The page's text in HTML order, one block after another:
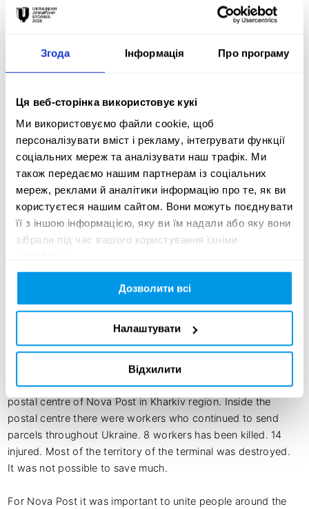
Згода Інформація Про програму
Ця веб-сторінка використовує кукі
Ми використовуємо файли cookie, щоб
персоналізувати вміст і рекламу, інтегрувати функції
соціальних мереж та аналізувати наш трафік. Ми
також передаємо нашим партнерам із соціальних
мереж, реклами й аналітики інформацію про те, як ви
користуєтеся нашим сайтом. Вони можуть поєднувати
її з іншою інформацією, яку ви їм надали або яку вони
зібрали під час вашого користування їхніми
Дозволити всі
Налаштувати
Відхилити
Elena Plakhova, Chief Reputation Officer (CRO)
Department
Prystupa Svitlana, Head of External Communications
Post
Kateryna Grebenyk, Press Secretary
Anastasiia Yalova, Head of Employer Brand Development
Katerina Slavynska, Employer Brand Manager
Irina Ivlieva, Corporate Psychologist
Daria Storozh, Head of SMM
Anastasiia Zihunova, SMM manager
Anastasiia Yarkina, SMM manager
Yuliia Protsenko, SMM manager
Kateryna Yanyshyna, Business Social Responsibility Manager
Dariia Kapushchenko, Employer Brand Manager
On October 21, 2023, Russian army attacked with a missile
postal centre of Nova Post in Kharkiv region. Inside the
postal centre there were workers who continued to send
parcels throughout Ukraine. 8 workers has been killed. 14
injured. Most of the territory of the terminal was destroyed.
It was not possible to save much.
For Nova Post it was important to unite people around the